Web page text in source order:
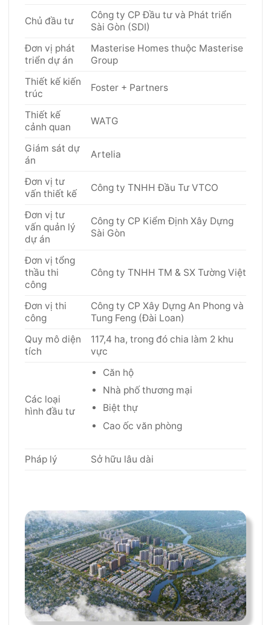
Chủ đầu tư
Công ty CP Đầu tư và Phát triển
Sài Gòn (SDI)
Đơn vị phát
triển dự án
Masterise Homes thuộc Masterise
Group
Thiết kế kiến
trúc
Foster + Partners
Thiết kế
cảnh quan
WATG
Giám sát dự
án
Artelia
Đơn vị tư
vấn thiết kế
Công ty TNHH Đầu Tư VTCO
Đơn vị tư
vấn quản lý
dự án
Công ty CP Kiểm Định Xây Dựng
Sài Gòn
Đơn vị tổng
thầu thi
công
Công ty TNHH TM & SX Tường Việt
Đơn vị thi
công
Công ty CP Xây Dựng An Phong và
Tung Feng (Đài Loan)
Quy mô diện
tích
117,4 ha, trong đó chia làm 2 khu
vực
Các loại
hình đầu tư
Căn hộ
Nhà phố thương mại
Biệt thự
Cao ốc văn phòng
Pháp lý Sở hữu lâu dài